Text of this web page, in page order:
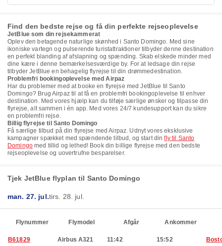
Find den bedste rejse og få din perfekte rejseoplevelse
JetBlue som din rejsekammerat
Oplev den betagende naturlige skønhed i Santo Domingo. Med sine
ikoniske vartegn og pulserende turistattraktioner tilbyder denne destination
en perfekt blanding af afslapning og spænding. Skab elskede minder med
dine kære i denne bemærkelsesværdige by. For at ledsage din rejse
tilbyder JetBlue en behagelig flyrejse til din drømmedestination.
Problemfri bookingoplevelse med Airpaz
Har du problemer med at booke en flyrejse med JetBlue til Santo
Domingo? Brug Airpaz til at få en problemfri bookingoplevelse til enhver
destination. Med vores hjælp kan du tilføje særlige ønsker og tilpasse din
flyrejse, alt sammen i én app. Med vores 24/7 kundesupport kan du sikre
en problemfri rejse.
Billig flyrejse til Santo Domingo
Få særlige tilbud på din flyrejse med Airpaz. Udnyt vores eksklusive
kampagner spækket med spændende tilbud, og start dinfly til Santo
Domingomed tillid og lethed! Book din billige flyrejse med den bedste
rejseoplevelse og uovertrufne besparelser.
Tjek JetBlue flyplan til Santo Domingo
man. 27. jul.tirs. 28. jul.
Flynummer Flymodel Afgår Ankommer
B61829 Airbus A321 11:42 15:52